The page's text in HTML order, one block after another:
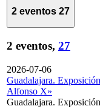
2 eventos 27
2 eventos, 27
2026-07-06
Guadalajara.
Alfonso X»
Guadalajara.